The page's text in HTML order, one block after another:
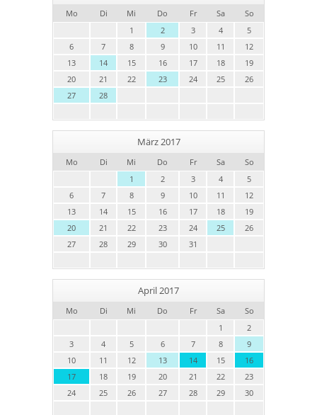
Mo Di Mi Do Fr Sa
So
1
2 3 4
5
6
7 8 9 10 11
12
13
14 15 16 17 18
19
20
21 22 23 24 25
26
27
28
März 2017
Mo Di Mi Do Fr Sa
So
1
2 3 4
5
6
7 8 9 10 11
12
13
14 15 16 17 18
19
20
21 22 23 24 25
26
27
28 29 30 31
April 2017
Mo Di Mi Do Fr Sa
So
1
2
3
4 5 6 7 8
9
10
11 12 13 14 15
16
17
18 19 20 21 22
23
24
25 26 27 28 29 30